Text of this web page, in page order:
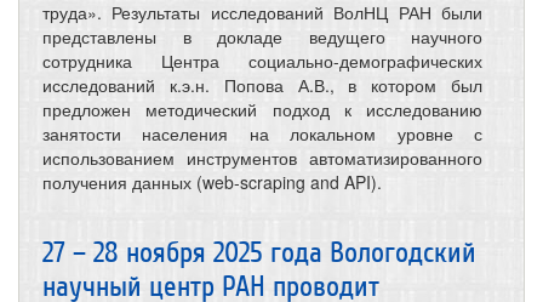
труда». Результаты исследований ВолНЦ РАН были
представлены в докладе ведущего научного
сотрудника Центра социально-демографических
исследований к.э.н. Попова А.В., в котором был
предложен методический подход к исследованию
занятости населения на локальном уровне с
использованием инструментов автоматизированного
получения данных (web-scraping and API).
27 – 28 ноября 2025 года Вологодский
научный центр РАН проводит